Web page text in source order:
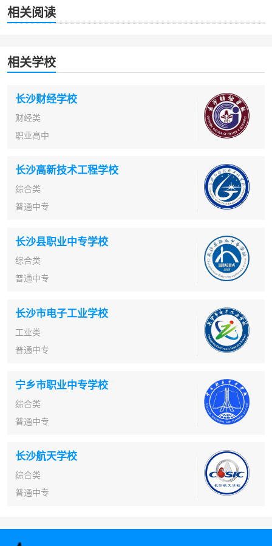
相关阅读
相关学校
长沙财经学校
财经类
职业高中
长沙高新技术工程学校
综合类
普通中专
长沙县职业中专学校
综合类
普通中专
长沙市电子工业学校
工业类
普通中专
宁乡市职业中专学校
综合类
普通中专
长沙航天学校
综合类
普通中专